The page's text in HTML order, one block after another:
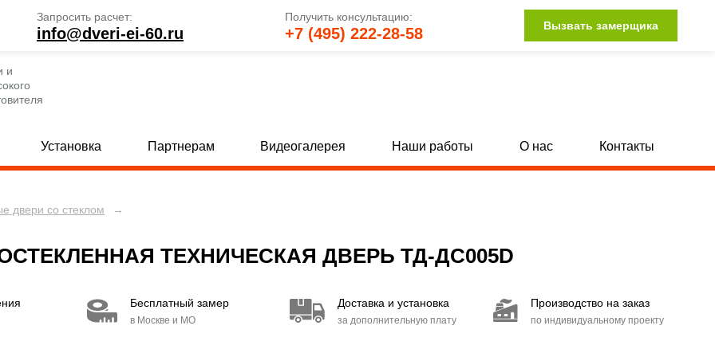
Запросить расчет:
info@dveri-ei-60.ru
Получить консультацию:
+7 (495) 222-28-58 Вызвать замерщика
и
глухие двери [33]
Двупольные двери со стеклом С вентиляцией
Установка Партнерам Видеогалерея Наши работы О нас Контакты
двери со стеклом →
ТЕХНИЧЕСКАЯ ДВЕРЬ ТД-ДС005D
Бесплатный замер
в Москве и МО
Доставка и установка
за дополнительную плату
Производство на заказ
по индивидуальному проекту